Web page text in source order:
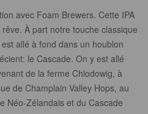
avec Foam Brewers. Cette IPA
À part notre touche classique
allé à fond dans un houblon
le Cascade. On y est allé
de la ferme Chlodowig, à
de Champlain Valley Hops, au
Néo-Zélandais et du Cascade